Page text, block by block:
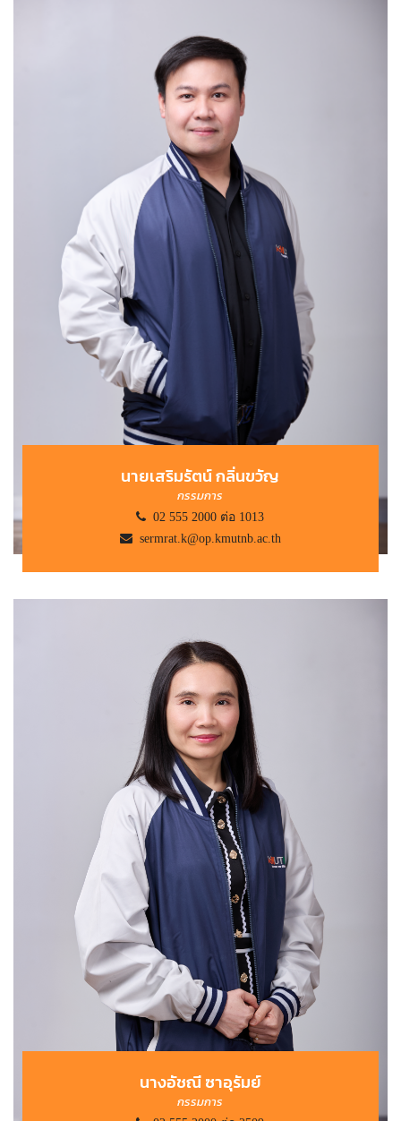
นายเสริมรัตน์ กลิ่นขวัญ
กรรมการ
02 555 2000 ต่อ 1013
sermrat.k@op.kmutnb.ac.th
นางอัชณี ซาอุรัมย์
กรรมการ